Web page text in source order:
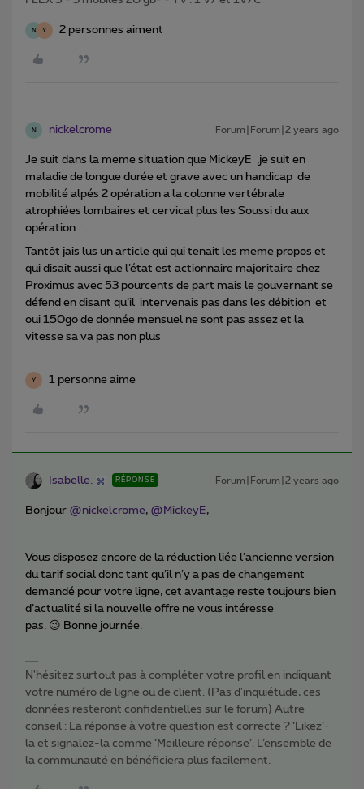
N Y 2 personnes aiment
N nickelcrome Forum|Forum|2 years ago
Je suit dans la meme situation que MickeyE ,je suit en
maladie de longue durée et grave avec un handicap de
mobilité alpés 2 opération a la colonne vertébrale
atrophiées lombaires et cervical plus les Soussi du aux
opération .
Tantôt jais lus un article qui qui tenait les meme propos et
qui disait aussi que l’état est actionnaire majoritaire chez
Proximus avec 53 pourcents de part mais le gouvernant se
défend en disant qu’il intervenais pas dans les débition et
oui 150go de donnée mensuel ne sont pas assez et la
vitesse sa va pas non plus
Y 1 personne aime
Isabelle. RÉPONSE Forum|Forum|2 years ago
Bonjour @nickelcrome, @MickeyE,
Vous disposez encore de la réduction liée l’ancienne version
du tarif social donc tant qu’il n’y a pas de changement
demandé pour votre ligne, cet avantage reste toujours bien
d’actualité si la nouvelle offre ne vous intéresse
pas. 😉 Bonne journée.
N'hésitez surtout pas à compléter votre profil en indiquant
votre numéro de ligne ou de client. (Pas d'inquiétude, ces
données resteront confidentielles sur le forum) Autre
conseil : La réponse à votre question est correcte ? ‘Likez’-
la et signalez-la comme ‘Meilleure réponse’. L’ensemble de
la communauté en bénéficiera plus facilement.